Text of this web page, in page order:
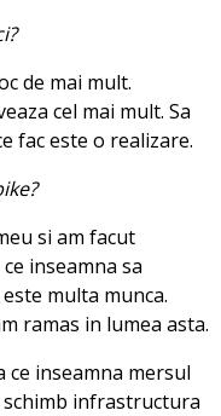
de mai mult.
cel mai mult. Sa
fac este o realizare.
si am facut
inseamna sa
multa munca.
ramas in lumea asta.
ce inseamna mersul
schimb infrastructura